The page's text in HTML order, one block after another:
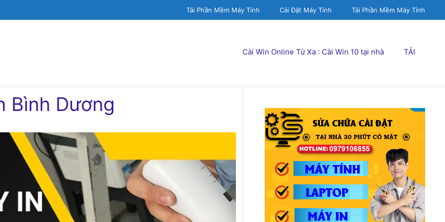
Tải Phần Mềm Máy Tính Cài Đặt Máy Tính Tải Phần Mềm Máy Tính
Cài Win Online Từ Xa : Cài Win 10 tại nhà TẢI
Bình Dương